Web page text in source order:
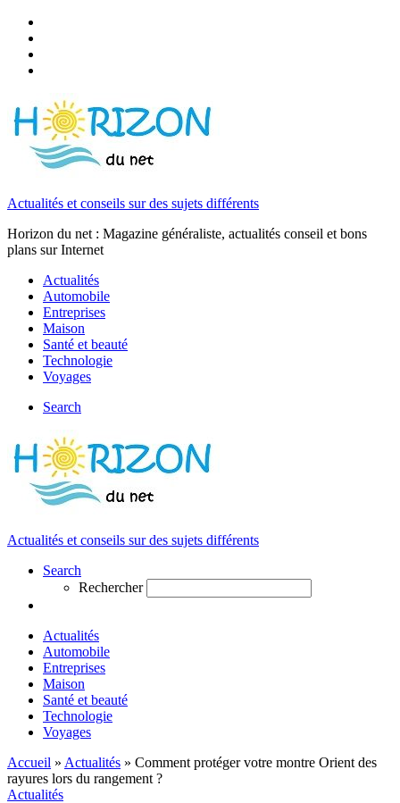
Actualités et conseils sur des sujets différents
Horizon du net : Magazine généraliste, actualités conseil et bons
plans sur Internet
Actualités
Automobile
Entreprises
Maison
Santé et beauté
Technologie
Voyages
Search
Actualités et conseils sur des sujets différents
Search
Rechercher
Actualités
Automobile
Entreprises
Maison
Santé et beauté
Technologie
Voyages
Accueil » Actualités » Comment protéger votre montre Orient des
rayures lors du rangement ?
Actualités